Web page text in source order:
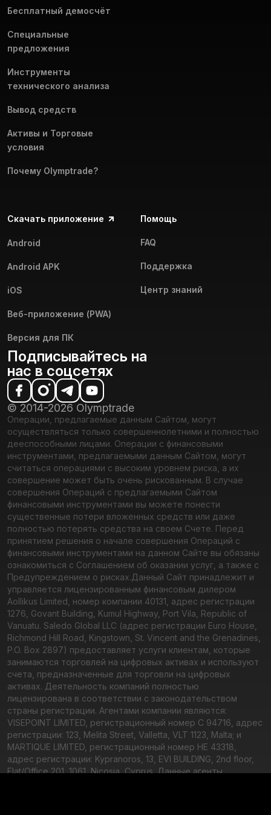
Бесплатный демосчёт
Специальные
предложения
Инструменты
технического анализа
Вывод средств
Активы и Торговые
условия
Почему Olymptrade?
Скачать приложение
Android
Android APK
iOS
Веб-приложение (PWA)
Версия для ПК
Помощь
FAQ
Поддержка
Центр знаний
Подписывайтесь на
нас в соцсетях
© 2014-2026 Olymptrade
Операции, предлагаемые данным Сайтом, могут
осуществляться только совершеннолетними и полностью
дееспособными лицами. Операции с финансовыми
инструментами, предлагаемыми данным Сайтом, могут
считаться операциями с высоким уровнем риска, а их
совершение может быть очень рискованным. В случае
совершения Операций с предлагаемыми Сайтом
финансовыми инструментами вы можете понести
существенные потери вложенных средств или даже
полностью потерять средства на своем Счете. Перед
принятием решения о начале совершения Операций с
финансовыми инструментами на данном Сайте вы обязаны
ознакомиться с Соглашением об оказании услуг, а также с
Предупреждением о рисках.Данный Сайт принадлежит и
управляется лицензированным финансовым дилером
Aollikus Limited, номер компании 40131, адрес регистрации
1276, Govant Building, Kumul Highway, Port Vila, Republic of
Vanuatu. Saledo Global LLC (адрес регистрации Euro House,
Richmond Hill Road, Kingstown, St. Vincent and the Grenadines,
P.O. Box 2897) предоставляет услуги клиентам, которые
занимаются торговлей на цифровых активах и используют
счета, предназначенные для торговли на цифровых
активах. Деятельность компаний полностью
лицензирована в соответствии с законодательством
страны регистрации. Агентами компании являются:
VISEPOINT LIMITED, регистрационный номер C 94716, адрес
регистрации: 123, Melita Street, Valletta, VLT 1123, Malta; и
MARTIQUE LIMITED, регистрационный номер HE 43318,
адрес регистрации: Kypranoros, 13, EVI BUILDING, 2nd floor,
Flat/Office 201, 1061, Nicosia, Cyprus. Данные агенты